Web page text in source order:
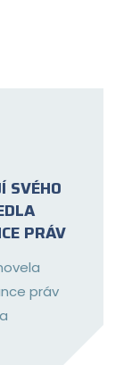
SVÉHO
PRÁV
práv